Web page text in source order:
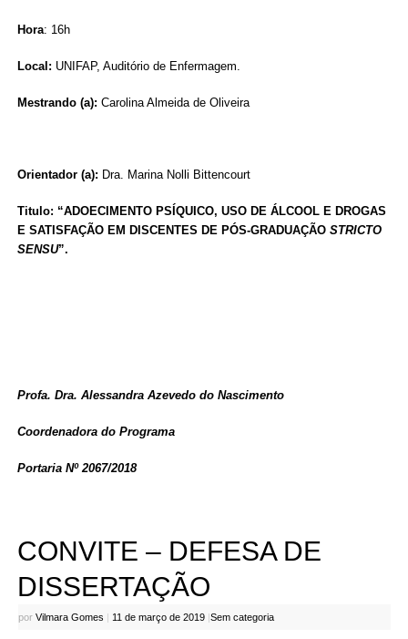
Hora: 16h
Local: UNIFAP, Auditório de Enfermagem.
Mestrando (a): Carolina Almeida de Oliveira
Orientador (a): Dra. Marina Nolli Bittencourt
Titulo: “ADOECIMENTO PSÍQUICO, USO DE ÁLCOOL E DROGAS
E SATISFAÇÃO EM DISCENTES DE PÓS-GRADUAÇÃO STRICTO
SENSU”.
Profa. Dra. Alessandra Azevedo do Nascimento
Coordenadora do Programa
Portaria Nº 2067/2018
CONVITE – DEFESA DE
DISSERTAÇÃO
por Vilmara Gomes | 11 de março de 2019 |Sem categoria